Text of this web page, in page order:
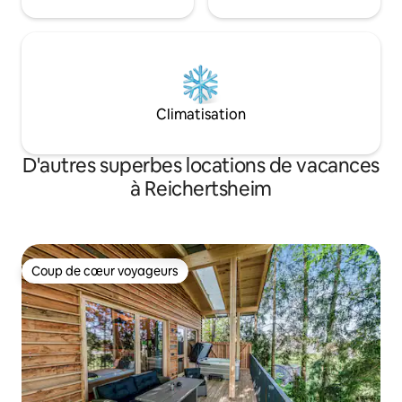
Climatisation
D'autres superbes locations de vacances
à Reichertsheim
Coup de cœur voyageurs
Coup de cœur voyageurs